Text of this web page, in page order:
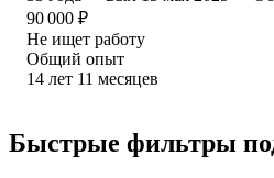
90 000 ₽
Не ищет работу
Общий опыт
14 лет 11 месяцев
Быстрые фильтры